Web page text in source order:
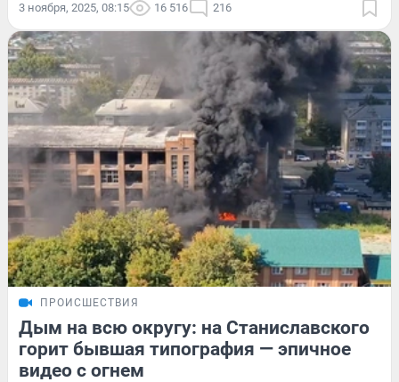
3 ноября, 2025, 08:15 16 516 216
ПРОИСШЕСТВИЯ
Дым на всю округу: на Станиславского
горит бывшая типография — эпичное
видео с огнем